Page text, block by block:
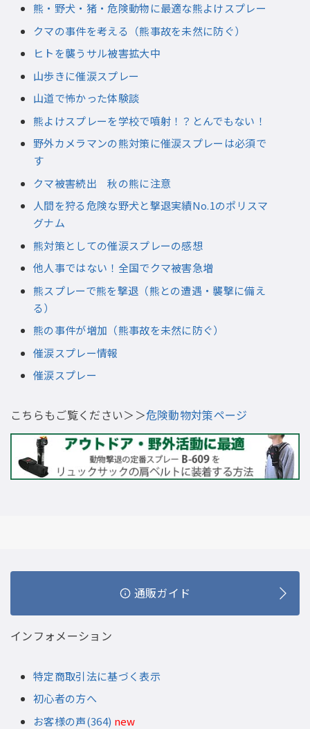
熊・野犬・猪・危険動物に最適な熊よけスプレー
クマの事件を考える（熊事故を未然に防ぐ）
ヒトを襲うサル被害拡大中
山歩きに催涙スプレー
山道で怖かった体験談
熊よけスプレーを学校で噴射！？とんでもない！
野外カメラマンの熊対策に催涙スプレーは必須で
す
クマ被害続出 秋の熊に注意
人間を狩る危険な野犬と撃退実績No.1のポリスマ
グナム
熊対策としての催涙スプレーの感想
他人事ではない！全国でクマ被害急増
熊スプレーで熊を撃退（熊との遭遇・襲撃に備え
る）
熊の事件が増加（熊事故を未然に防ぐ）
催涙スプレー情報
催涙スプレー
こちらもご覧ください＞＞危険動物対策ページ
通販ガイド
インフォメーション
特定商取引法に基づく表示
初心者の方へ
お客様の声(364) new